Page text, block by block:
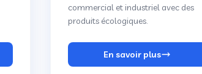
commercial et industriel avec des
produits écologiques.
En savoir plus